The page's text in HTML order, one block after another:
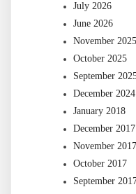
July 2026
June 2026
November 2025
October 2025
September
December 2024
January 2018
December 2017
November 2017
October 2017
September